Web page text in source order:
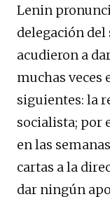
Lenin
delegación del
acudieron a
muchas veces
siguientes: la
socialista; por
en las
cartas a la
dar ningún